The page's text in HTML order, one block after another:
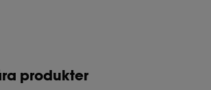
produkter